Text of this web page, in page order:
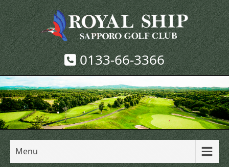
0133-66-3366
Menu